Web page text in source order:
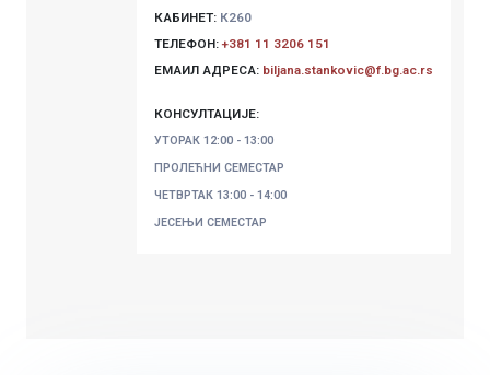
КАБИНЕТ: К260
ТЕЛЕФОН: +381 11 3206 151
ЕМАИЛ АДРЕСА: biljana.stankovic@f.bg.ac.rs
КОНСУЛТАЦИЈЕ:
УТОРАК 12:00 - 13:00
ПРОЛЕЋНИ СЕМЕСТАР
ЧЕТВРТАК 13:00 - 14:00
ЈЕСЕЊИ СЕМЕСТАР